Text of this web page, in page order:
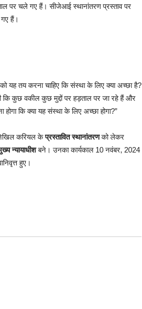
पर चले गए हैं। सीजेआई स्थानांतरण प्रस्ताव पर
हैं।
यह तय करना चाहिए कि संस्था के लिए क्या अच्छा है?
कुछ वकील कुछ मुद्दों पर हड़ताल पर जा रहे हैं और
कि क्या यह संस्था के लिए अच्छा होगा?”
निखिल करियल केप्रस्तावित स्थानांतरणको लेकर
न्यायाधीशबने। उनका कार्यकाल 10 नवंबर, 2024
हुए।